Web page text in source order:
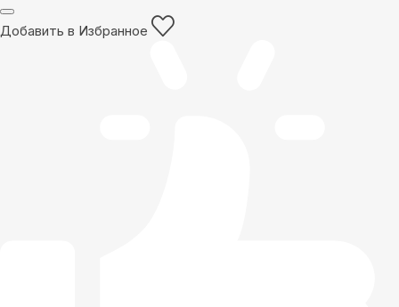
Добавить в Избранное